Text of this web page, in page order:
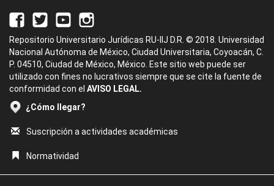
Repositorio Universitario Jurídicas RU-IIJ D.R. © 2018. Universidad
Nacional Autónoma de México, Ciudad Universitaria, Coyoacán, C.
P. 04510, Ciudad de México, México. Este sitio web puede ser
utilizado con fines no lucrativos siempre que se cite la fuente de
conformidad con el AVISO LEGAL.
¿Cómo llegar?
Suscripción a actividades académicas
Normatividad